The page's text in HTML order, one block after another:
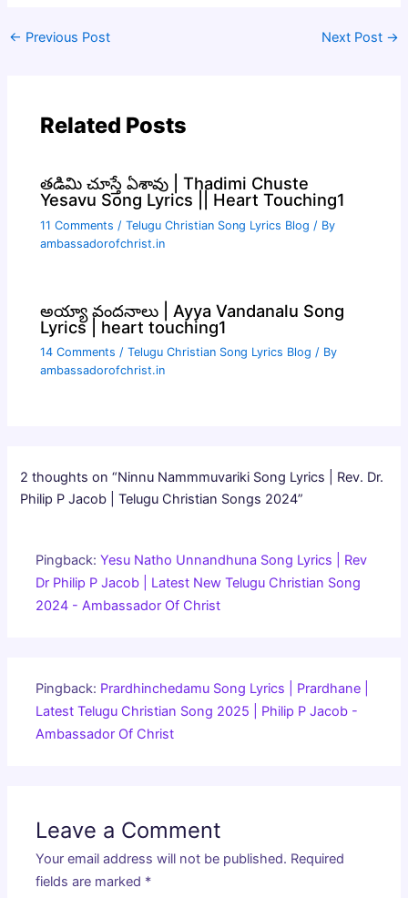
← Previous Post Next Post →
Related Posts
తడిమి చూస్తే ఏశావు | Thadimi Chuste
Yesavu Song Lyrics || Heart Touching1
11 Comments /Telugu Christian Song Lyrics Blog / By
ambassadorofchrist.in
అయ్యా వందనాలు | Ayya Vandanalu Song
Lyrics | heart touching1
14 Comments /Telugu Christian Song Lyrics Blog / By
ambassadorofchrist.in
2 thoughts on “Ninnu Nammmuvariki Song Lyrics | Rev. Dr.
Philip P Jacob | Telugu Christian Songs 2024”
Pingback:Yesu Natho Unnandhuna Song Lyrics | Rev
Dr Philip P Jacob | Latest New Telugu Christian Song
2024 - Ambassador Of Christ
Pingback: Prardhinchedamu Song Lyrics | Prardhane |
Latest Telugu Christian Song 2025 | Philip P Jacob -
Ambassador Of Christ
Leave a Comment
Your email address will not be published. Required
fields are marked *